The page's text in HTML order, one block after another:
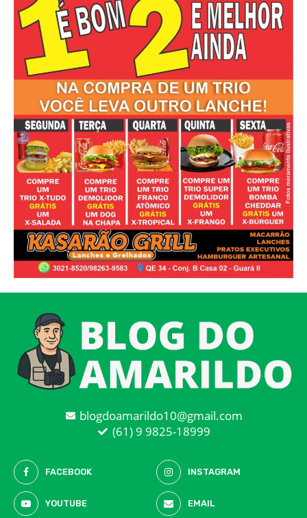
blogdoamarildo10@gmail.com
(61) 9 9825-18999
FACEBOOK INSTAGRAM
YOUTUBE EMAIL